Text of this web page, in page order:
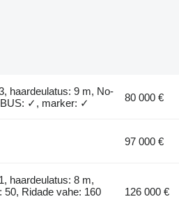
haardeulatus: 9 m, No-
✓, marker: ✓
80 000 €
97 000 €
haardeulatus: 8 m,
50, Ridade vahe: 160
126 000 €